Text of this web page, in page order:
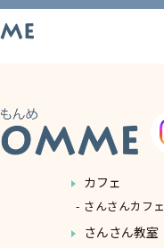
カフェ
さんさんカフェ
さんさん教室